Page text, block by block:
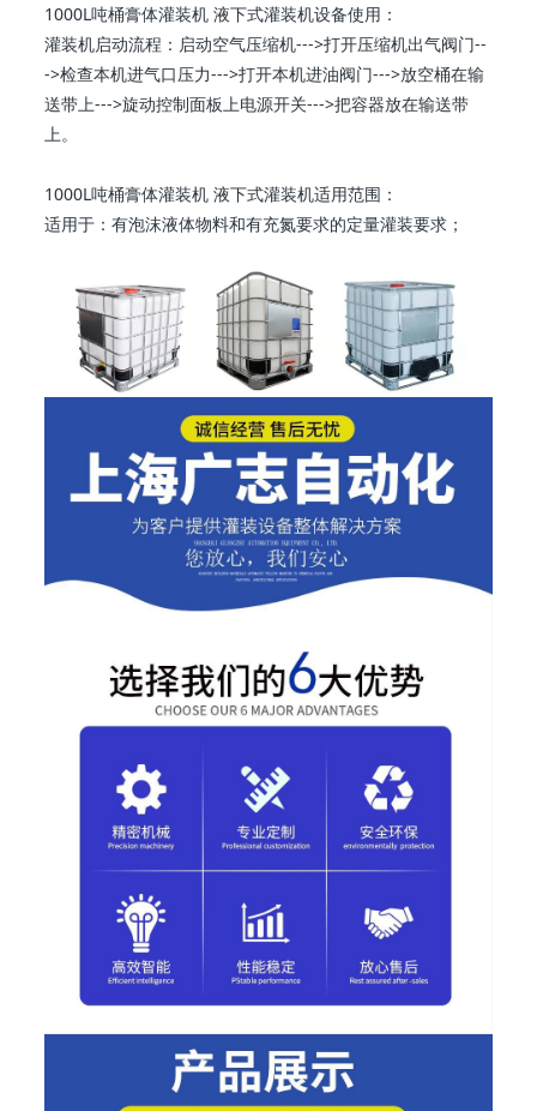
1000L吨桶膏体灌装机 液下式灌装机设备使用：
灌装机启动流程：启动空气压缩机--->打开压缩机出气阀门--
->检查本机进气口压力--->打开本机进油阀门--->放空桶在输
送带上--->旋动控制面板上电源开关--->把容器放在输送带
上。
1000L吨桶膏体灌装机 液下式灌装机适用范围：
适用于：有泡沫液体物料和有充氮要求的定量灌装要求；